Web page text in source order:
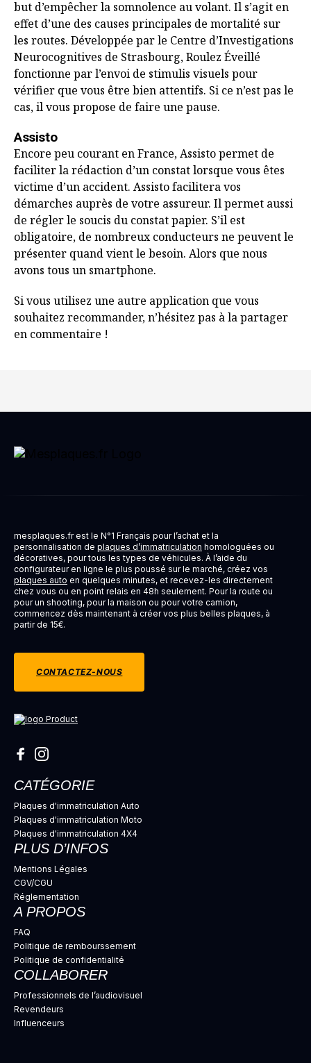
but d’empêcher la somnolence au volant. Il s’agit en
effet d’une des causes principales de mortalité sur
les routes. Développée par le Centre d’Investigations
Neurocognitives de Strasbourg, Roulez Éveillé
fonctionne par l’envoi de stimulis visuels pour
vérifier que vous être bien attentifs. Si ce n’est pas le
cas, il vous propose de faire une pause.
Assisto
Encore peu courant en France, Assisto permet de
faciliter la rédaction d’un constat lorsque vous êtes
victime d’un accident. Assisto facilitera vos
démarches auprès de votre assureur. Il permet aussi
de régler le soucis du constat papier. S’il est
obligatoire, de nombreux conducteurs ne peuvent le
présenter quand vient le besoin. Alors que nous
avons tous un smartphone.
Si vous utilisez une autre application que vous
souhaitez recommander, n’hésitez pas à la partager
en commentaire !
mesplaques.fr est le N°1 Français pour l’achat et la
personnalisation de plaques d’immatriculation homologuées ou
décoratives, pour tous les types de véhicules. À l’aide du
configurateur en ligne le plus poussé sur le marché, créez vos
plaques auto en quelques minutes, et recevez-les directement
chez vous ou en point relais en 48h seulement. Pour la route ou
pour un shooting, pour la maison ou pour votre camion,
commencez dès maintenant à créer vos plus belles plaques, à
partir de 15€.
CONTACTEZ-NOUS
CATÉGORIE
Plaques d'immatriculation Auto
Plaques d'immatriculation Moto
Plaques d'immatriculation 4X4
PLUS D’INFOS
Mentions Légales
CGV/CGU
Réglementation
A PROPOS
FAQ
Politique de rembourssement
Politique de confidentialité
COLLABORER
Professionnels de l’audiovisuel
Revendeurs
Influenceurs